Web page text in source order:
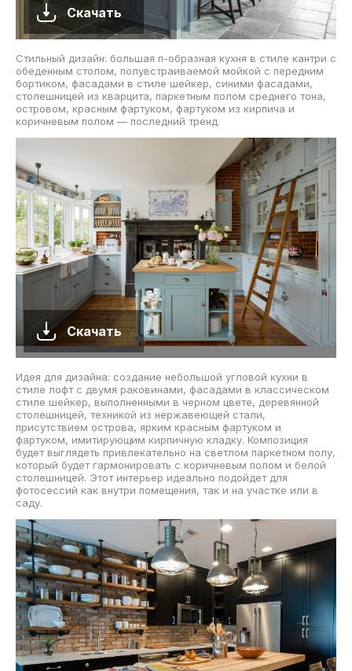
Скачать
Стильный дизайн: большая п-образная кухня в стиле кантри с
обеденным столом, полувстраиваемой мойкой с передним
бортиком, фасадами в стиле шейкер, синими фасадами,
столешницей из кварцита, паркетным полом среднего тона,
островом, красным фартуком, фартуком из кирпича и
коричневым полом — последний тренд.
Скачать
Идея для дизайна: создание небольшой угловой кухни в
стиле лофт с двумя раковинами, фасадами в классическом
стиле шейкер, выполненными в черном цвете, деревянной
столешницей, техникой из нержавеющей стали,
присутствием острова, ярким красным фартуком и
фартуком, имитирующим кирпичную кладку. Композиция
будет выглядеть привлекательно на светлом паркетном полу,
который будет гармонировать с коричневым полом и белой
столешницей. Этот интерьер идеально подойдет для
фотосессий как внутри помещения, так и на участке или в
саду.